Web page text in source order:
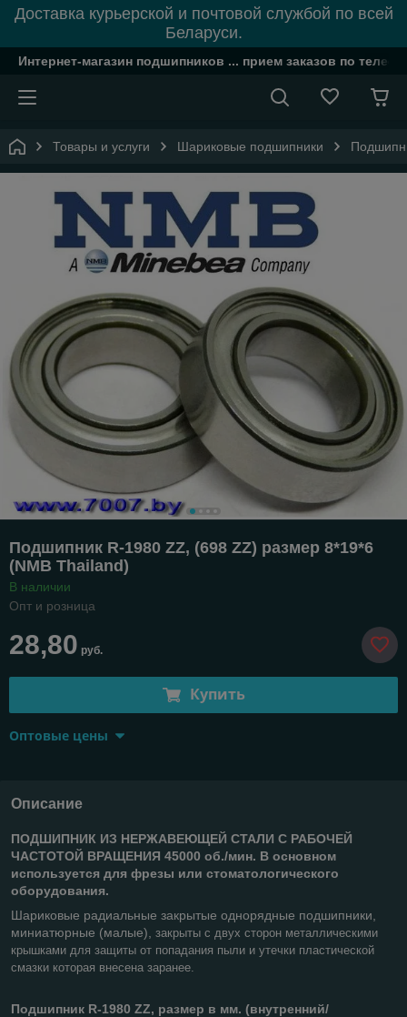
Доставка курьерской и почтовой службой по всей
Беларуси.
Интернет-магазин подшипников ... прием заказов по
Товары и услуги Шариковые подшипники
Подшипник R-1980 ZZ, (698 ZZ) размер 8*19*6
(NMB Thailand)
В наличии
Опт и розница
28,80 руб.
Купить
Оптовые цены
Описание
ПОДШИПНИК ИЗ НЕРЖАВЕЮЩЕЙ СТАЛИ С РАБОЧЕЙ
ЧАСТОТОЙ ВРАЩЕНИЯ 45000 об./мин. В основном
используется для фрезы или стоматологического
оборудования.
Шариковые радиальные закрытые однорядные подшипники,
миниатюрные (малые), закрыты с двух сторон металлическими
крышками для защиты от попадания пыли и утечки пластической
смазки которая внесена заранее.
Подшипник R-1980 ZZ, размер в мм. (внутренний/